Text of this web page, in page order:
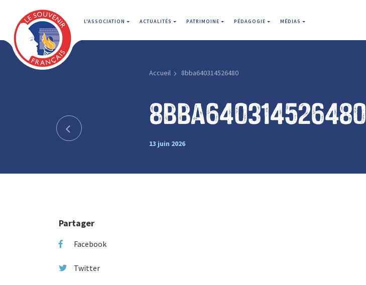
L'ASSOCIATION ACTUALITÉS PATRIMOINE PÉDAGOGIE MÉDIAS
Accueil 8bba640314526480
8bba640314526480
13 juin 2026
Partager
Facebook
Twitter